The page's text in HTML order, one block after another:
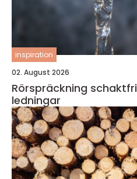
inspiration
02. August 2026
Rörspräckning schaktfri förnyelse av gamla
ledningar